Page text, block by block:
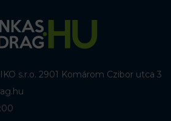
s.r.o. 2901 Komárom Czibor utca 3